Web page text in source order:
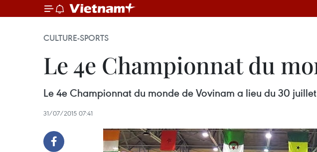
CULTURE-SPORTS
Le 4e Championnat du
Le 4e Championnat du monde de Vovinam a lieu du 30
31/07/2015 07:41